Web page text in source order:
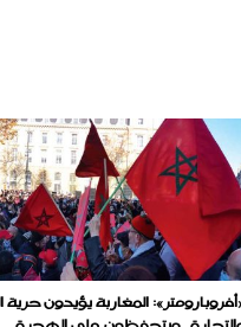
المغاربة يؤيدون حرية